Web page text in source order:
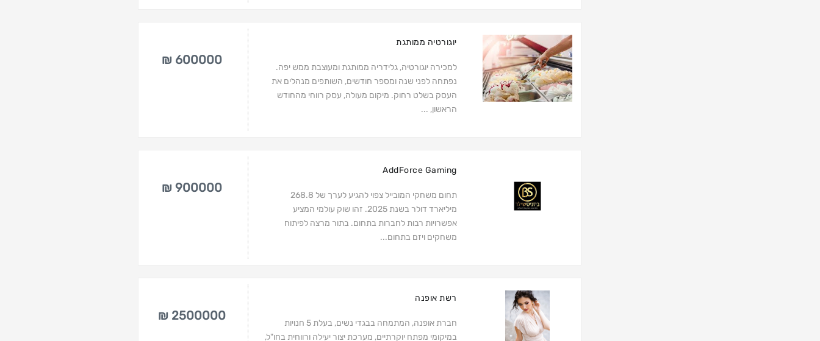
יוגורטיה ממותגת
למכירה יוגורטיה, גלידריה ממותגת ומעוצבת ממש יפה.
נפתחה לפני שנה ומספר חודשים, השותפים מנהלים את
העסק בשלט רחוק. מיקום מעולה, עסק רווחי מהחודש
הראשון, ...
600000 ₪
AddForce Gaming
תחום משחקי המובייל צפוי להגיע לערך של 268.8
מיליארד דולר בשנת 2025. זהו שוק עולמי המציע
אפשרויות רבות לחברות בתחום. בתור מרצה לפיתוח
משחקים ויזם בתחום...
900000 ₪
רשת אופנה
חברת אופנה, המתמחה בבגדי נשים, בעלת 5 חנויות
במיקומי מפתח יוקרתיים, מערכת יצור יעילה ורווחית בחו"ל,
2500000 ₪